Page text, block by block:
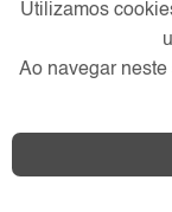
Utilizamos
Ao navegar